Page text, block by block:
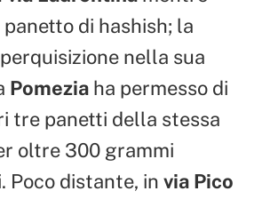
di hashish; la
nella sua
Pomezia ha permesso di
tre panetti della stessa
oltre 300 grammi
Poco distante, in via Pico